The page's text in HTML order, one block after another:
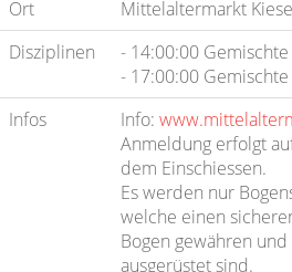
Ort
Mittelaltermarkt
Disziplinen
- 14:00:00 Gemischte
- 17:00:00 Gemischte
Infos
Info:
Anmeldung erfolgt
dem Einschiessen.
Es werden nur
welche einen
Bogen gewähren
ausgerüstet sind.